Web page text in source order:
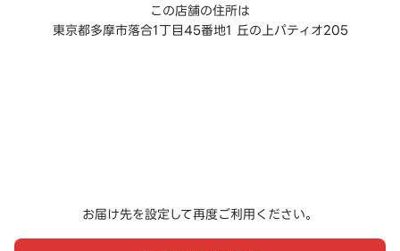
この店舗の住所は
東京都多摩市落合1丁目45番地1 丘の上パティオ205
お届け先を設定して再度ご利用ください。